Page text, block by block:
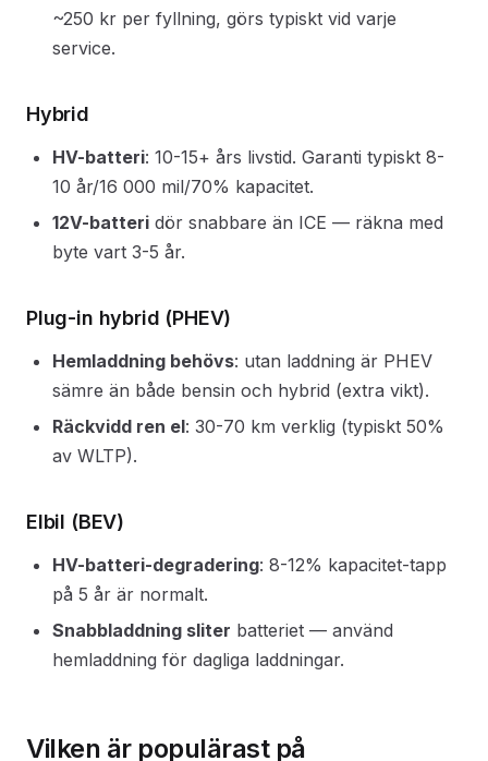
~250 kr per fyllning, görs typiskt vid varje
service.
Hybrid
HV-batteri: 10-15+ års livstid. Garanti typiskt 8-
10 år/16 000 mil/70% kapacitet.
12V-batteri dör snabbare än ICE — räkna med
byte vart 3-5 år.
Plug-in hybrid (PHEV)
Hemladdning behövs: utan laddning är PHEV
sämre än både bensin och hybrid (extra vikt).
Räckvidd ren el: 30-70 km verklig (typiskt 50%
av WLTP).
Elbil (BEV)
HV-batteri-degradering: 8-12% kapacitet-tapp
på 5 år är normalt.
Snabbladdning sliter batteriet — använd
hemladdning för dagliga laddningar.
Vilken är populärast på